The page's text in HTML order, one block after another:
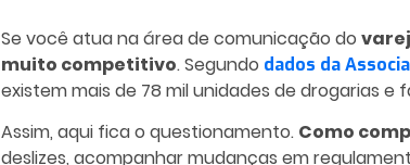
Se você atua na área de comunicação do
muito competitivo. Segundo dados da
existem mais de 78 mil unidades de drogarias e
Assim, aqui fica o questionamento. Como
deslizes, acompanhar mudanças em